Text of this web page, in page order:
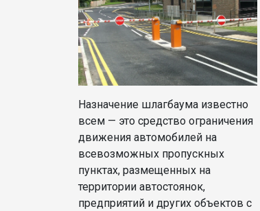
Назначение шлагбаума известно
всем — это средство ограничения
движения автомобилей на
всевозможных пропускных
пунктах, размещенных на
территории автостоянок,
предприятий и других объектов c